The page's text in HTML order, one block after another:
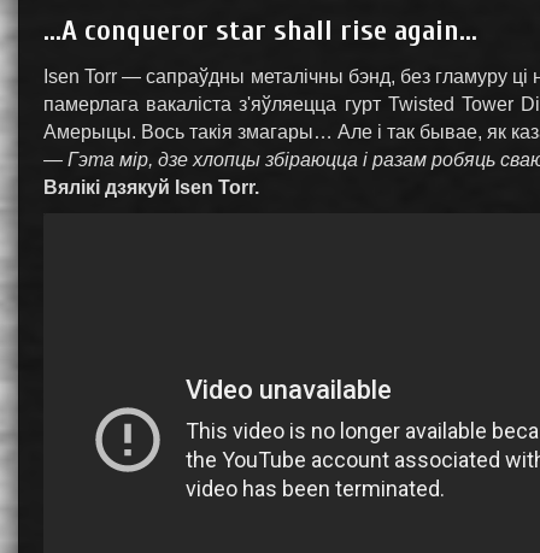
...A conqueror star shall rise again...
Isen Torr — сапраўдны металічны бэнд, без гламуру ці
памерлага вакаліста з'яўляецца гурт Twisted
Амерыцы. Вось такія змагары… Але і так бывае, як
— Гэта мір, дзе хлопцы збіраюцца і разам робяць
Вялікі дзякуй Isen Torr.